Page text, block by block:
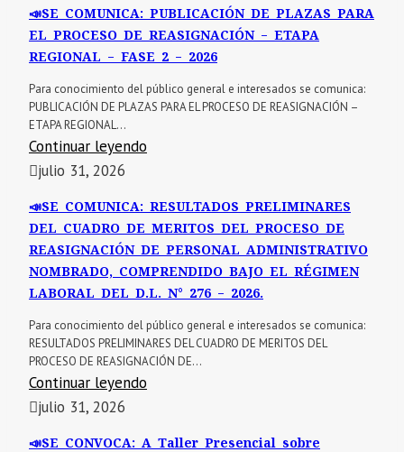
📣SE COMUNICA: PUBLICACIÓN DE PLAZAS PARA
EL PROCESO DE REASIGNACIÓN – ETAPA
REGIONAL – FASE 2 – 2026
Para conocimiento del público general e interesados se comunica:
PUBLICACIÓN DE PLAZAS PARA EL PROCESO DE REASIGNACIÓN –
ETAPA REGIONAL...
Continuar leyendo
julio 31, 2026
📣SE COMUNICA: RESULTADOS PRELIMINARES
DEL CUADRO DE MERITOS DEL PROCESO DE
REASIGNACIÓN DE PERSONAL ADMINISTRATIVO
NOMBRADO, COMPRENDIDO BAJO EL RÉGIMEN
LABORAL DEL D.L. N° 276 – 2026.
Para conocimiento del público general e interesados se comunica:
RESULTADOS PRELIMINARES DEL CUADRO DE MERITOS DEL
PROCESO DE REASIGNACIÓN DE...
Continuar leyendo
julio 31, 2026
📣SE CONVOCA: A Taller Presencial sobre